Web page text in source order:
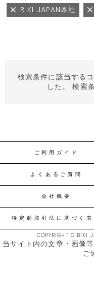
BIKI JAPAN本社
検索条件に該当する
した。 検索
ご利用ガイド
よくあるご質問
会社概要
特定商取引法に基づく表
COPYRIGHT © BIKI
当サイト内の文章・画像
ご